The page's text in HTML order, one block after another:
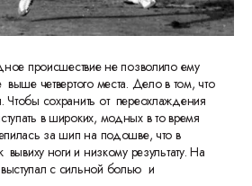
происшествие не позволило ему
четвертого места. Дело в том, что
сохранить от переохлаждения
в широких, модных в то время
за шип на подошве, что в
ноги и низкому результату. На
с сильной болью и